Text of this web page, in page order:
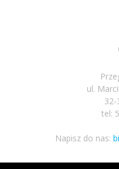
ul.
32-
tel:
Napisz do nas: